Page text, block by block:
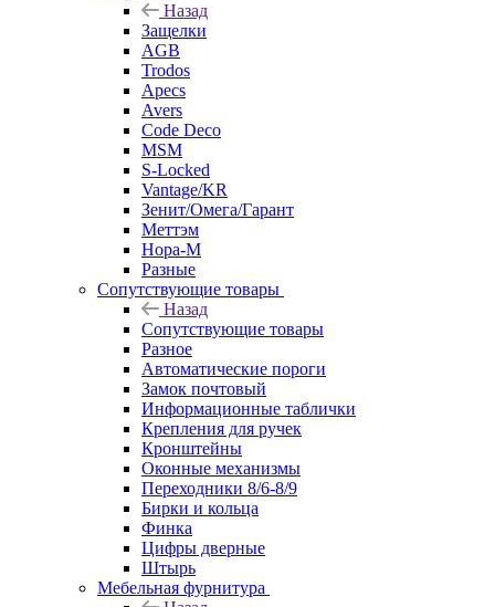
Назад
Защелки
AGB
Trodos
Apecs
Avers
Code Deco
MSM
S-Locked
Vantage/KR
Зенит/Омега/Гарант
Меттэм
Нора-М
Разные
Сопутствующие товары
Назад
Сопутствующие товары
Разное
Автоматические пороги
Замок почтовый
Информационные таблички
Крепления для ручек
Кронштейны
Оконные механизмы
Переходники 8/6-8/9
Бирки и кольца
Финка
Цифры дверные
Штырь
Мебельная фурнитура